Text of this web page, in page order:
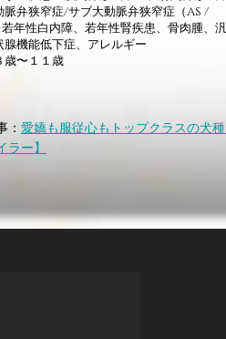
脈弁狭窄症/サブ大動脈弁狭窄症（AS /
若年性白内障、若年性腎疾患、骨肉腫、
腺機能低下症、アレルギー
歳〜１１歳
： 愛嬌も服従心もトップクラスの犬種
ラー】